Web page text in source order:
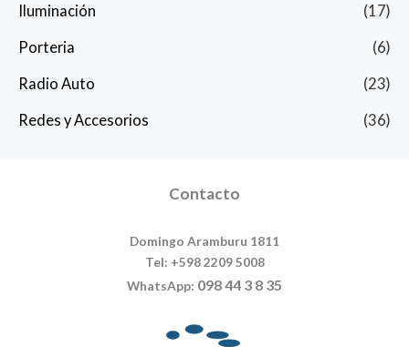
Iluminación (17)
Porteria (6)
Radio Auto (23)
Redes y Accesorios (36)
Contacto
Domingo Aramburu 1811
Tel: +598 2209 5008
WhatsApp: 098 44 3 8 35